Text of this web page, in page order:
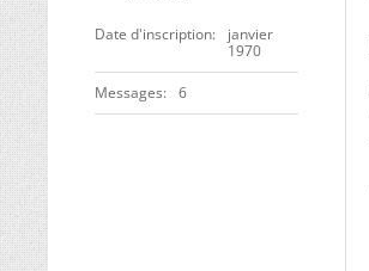
Date d'inscription
janvier
1970
Messages 6